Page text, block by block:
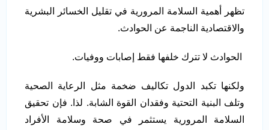
تظهر أهمية السلامة المرورية في تقليل الخسائر البشرية
والاقتصادية الناجمة عن الحوادث.
الحوادث لا تترك خلفها فقط إصابات ووفيات.
ولكنها تكبد الدول تكاليف ضخمة مثل الرعاية الصحية
وتلف البنية التحتية وفقدان القوة الشابة. لذا. فإن تحقيق
السلامة المرورية يستثمر في صحة وسلامة الأفراد